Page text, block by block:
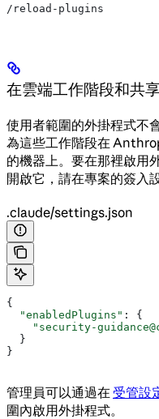
/reload-plugins
在雲端工作階段和共
使用者範圍的外掛程式不
為這些工作階段在
的機器上。要在那裡啟用
開啟它，請在專案的簽入
.claude/settings.json
{
  "enabledPlugins"
: {
"security-
  }
}
管理員可以通過在 受管設
圍內啟用外掛程式。